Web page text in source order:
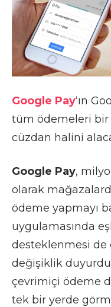
Google Pay‘ın
tüm ödemeleri bir
cüzdan halini
Google Pay,
olarak
ödeme yapmayı
uygulamasında
desteklenmesi de
değişiklik
çevrimiçi ödeme
tek bir yerde